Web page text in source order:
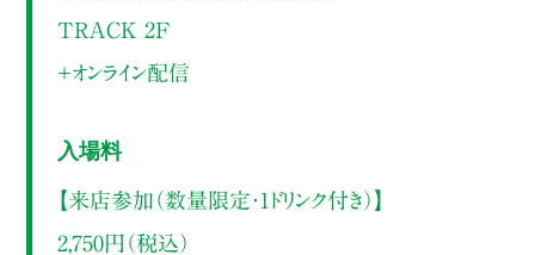
TRACK 2F
＋オンライン配信
入場料
【来店参加（数量限定・1ドリンク付き）】
2,750円（税込）